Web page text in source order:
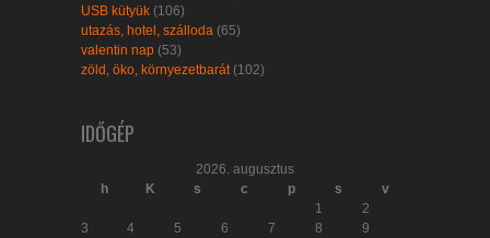
USB kütyük (106)
utazás, hotel, szálloda (65)
valentin nap (53)
zöld, öko, környezetbarát (102)
IDŐGÉP
2026. augusztus
h
K s c p s
v
1
2
3
4 5 6 7 8
9